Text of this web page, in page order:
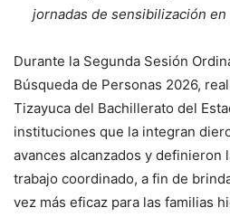
jornadas de sensibilización
Durante la Segunda Sesión
Búsqueda de Personas 2026,
Tizayuca del Bachillerato del
instituciones que la integran
avances alcanzados y definieron
trabajo coordinado, a fin de
vez más eficaz para las familias